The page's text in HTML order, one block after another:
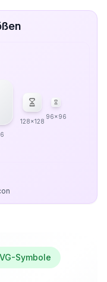
128x128
96x96
Symbole